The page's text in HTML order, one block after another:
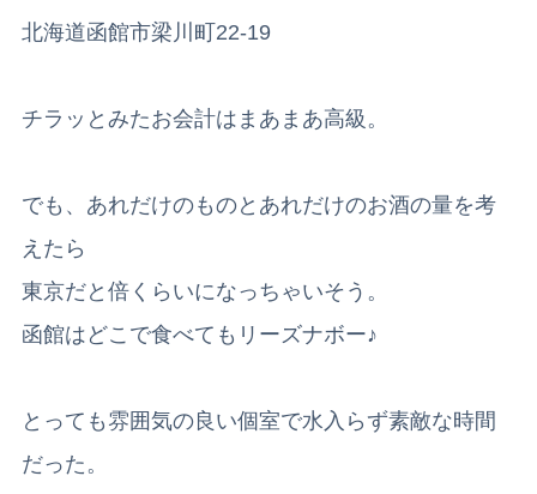
北海道函館市梁川町22-19
チラッとみたお会計はまあまあ高級。
でも、あれだけのものとあれだけのお酒の量を考
えたら
東京だと倍くらいになっちゃいそう。
函館はどこで食べてもリーズナボー♪
とっても雰囲気の良い個室で水入らず素敵な時間
だった。